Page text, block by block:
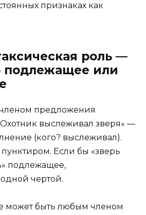
признаках как
роль —
подлежащее или
предложения
выслеживал зверя» —
(кого? выслеживал).
Если бы «зверь
подлежащее,
чертой.
может быть любым членом